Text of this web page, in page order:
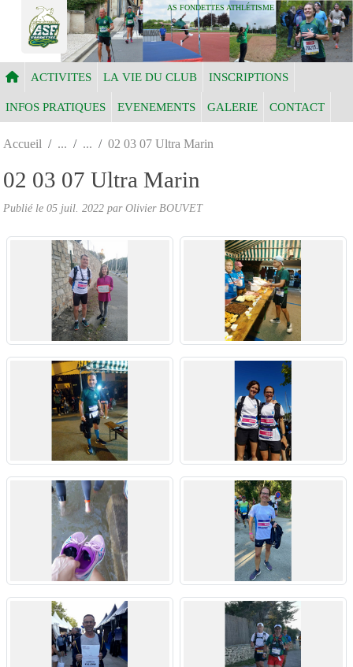
AS FONDETTES ATHLÉTISME
ACTIVITES LA VIE DU CLUB INSCRIPTIONS
INFOS PRATIQUES EVENEMENTS GALERIE CONTACT
Accueil 02 03 07 Ultra Marin
02 03 07 Ultra Marin
Publié le 05 juil. 2022 par Olivier BOUVET
Panneau de gestion des cookies